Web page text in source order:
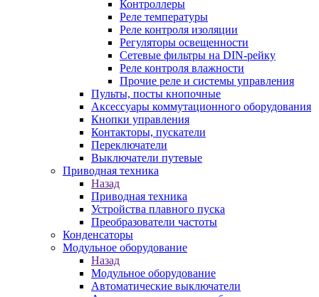
Контроллеры
Реле температуры
Реле контроля изоляции
Регуляторы освещенности
Сетевые фильтры на DIN-рейку
Реле контроля влажности
Прочие реле и системы управления
Пульты, посты кнопочные
Аксессуары коммутационного оборудования
Кнопки управления
Контакторы, пускатели
Переключатели
Выключатели путевые
Приводная техника
Назад
Приводная техника
Устройства плавного пуска
Преобразователи частоты
Конденсаторы
Модульное оборудование
Назад
Модульное оборудование
Автоматические выключатели